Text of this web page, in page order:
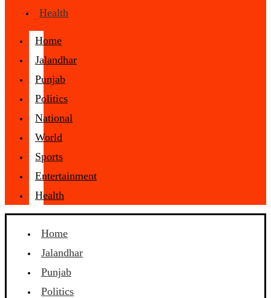
Health
Home
Jalandhar
Punjab
Politics
National
World
Sports
Entertainment
Health
Home
Jalandhar
Punjab
Politics